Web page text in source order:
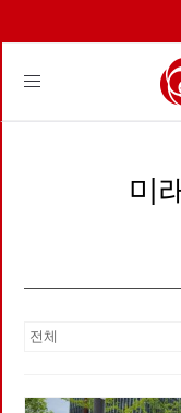
Toggle
미